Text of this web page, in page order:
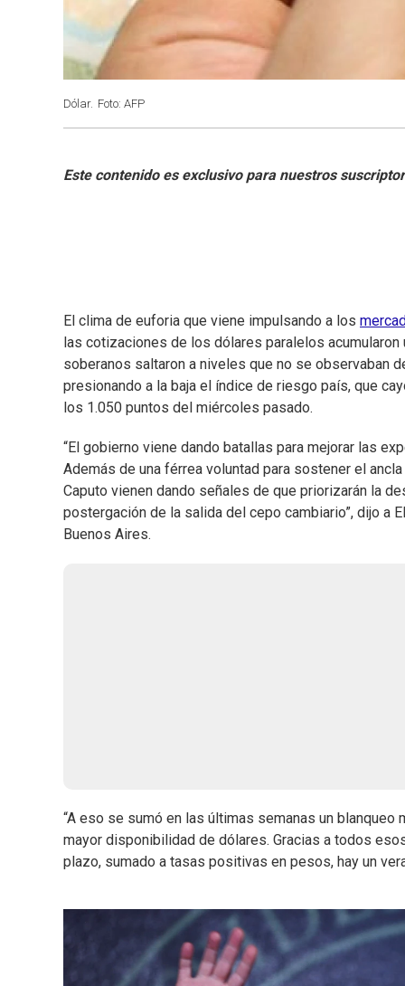
Dólar. Foto: AFP
El clima de euforia que viene impulsando a los
las cotizaciones de los dólares paralelos
soberanos saltaron a niveles que no se observaban
presionando a la baja el índice de riesgo país, que
los 1.050 puntos del miércoles pasado.
“El gobierno viene dando batallas para mejorar las
Además de una férrea voluntad para sostener el
Caputo vienen dando señales de que priorizarán la
postergación de la salida del cepo cambiario”, dijo a
Buenos Aires.
“A eso se sumó en las últimas semanas un blanqueo
mayor disponibilidad de dólares. Gracias a todos
plazo, sumado a tasas positivas en pesos, hay un